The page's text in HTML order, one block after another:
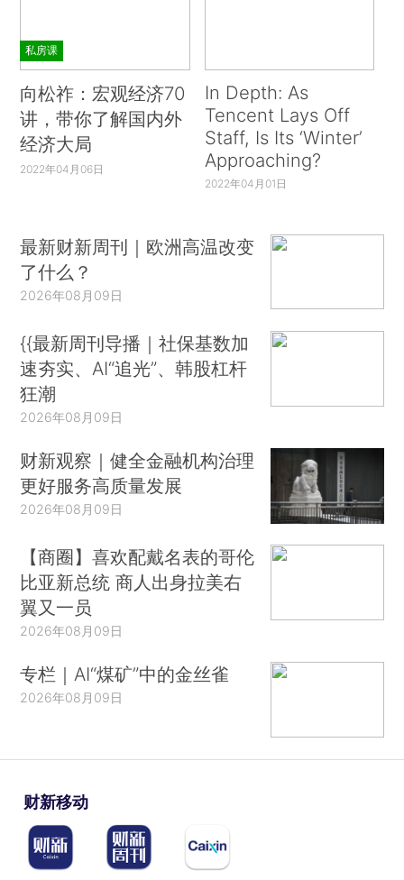
私房课
向松祚：宏观经济70
讲，带你了解国内外
经济大局
2022年04月06日
In Depth: As
Tencent Lays Off
Staff, Is Its ‘Winter’
Approaching?
2022年04月01日
最新财新周刊｜欧洲高温改变
了什么？
2026年08月09日
{{最新周刊导播｜社保基数加
速夯实、AI“追光”、韩股杠杆
狂潮
2026年08月09日
财新观察｜健全金融机构治理
更好服务高质量发展
2026年08月09日
【商圈】喜欢配戴名表的哥伦
比亚新总统 商人出身拉美右
翼又一员
2026年08月09日
专栏｜AI“煤矿”中的金丝雀
2026年08月09日
财新移动